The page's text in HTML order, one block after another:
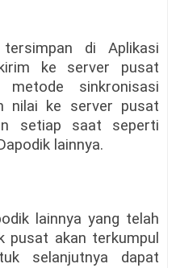
di Aplikasi
ke server pusat
metode sinkronisasi
nilai ke server pusat
setiap saat seperti
lainnya.
lainnya yang telah
pusat akan terkumpul
selanjutnya dapat